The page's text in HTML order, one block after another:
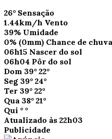
26° Sensação
1.44km/h Vento
39% Umidade
0% (0mm) Chance de chuva
06h15 Nascer do sol
06h04 Pôr do sol
Dom 39° 22°
Seg 39° 24°
Ter 39° 22°
Qua 38° 21°
Qui ° °
Atualizado às 22h03
Publicidade